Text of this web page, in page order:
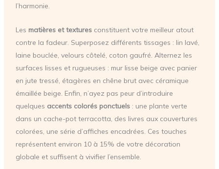
l’harmonie.
Les matières et texturesconstituent votre meilleur atout
contre la fadeur. Superposez différents tissages : lin lavé,
laine bouclée, velours côtelé, coton gaufré. Alternez les
surfaces lisses et rugueuses : mur lisse beige avec panier
en jute tressé, étagères en chêne brut avec céramique
émaillée beige. Enfin, n’ayez pas peur d’introduire
quelques accents colorés ponctuels: une plante verte
dans un cache-pot terracotta, des livres aux couvertures
colorées, une série d’affiches encadrées. Ces touches
représentent environ 10 à 15% de votre décoration
globale et suffisent à vivifier l’ensemble.